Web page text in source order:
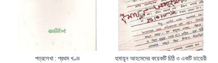
পত্রলেখা : প্রথম খণ্ড হুমায়ূন আহমেদের কয়েকটি চিঠি ও একটি ডায়েরী